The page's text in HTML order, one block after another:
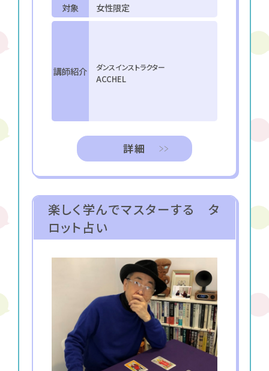
対象
女性限定
講師紹介 ダンスインストラクター
ACCHEL
詳細
楽しく学んでマスターする タ
ロット占い